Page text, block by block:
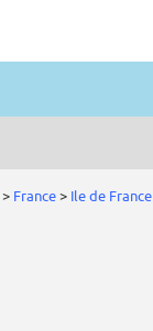
> France> Ile de France